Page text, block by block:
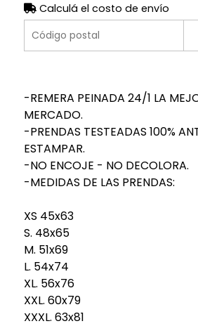
Calculá el costo de envío
-REMERA PEINADA 24/1 LA
MERCADO.
-PRENDAS TESTEADAS 100%
ESTAMPAR.
-NO ENCOJE - NO DECOLORA.
-MEDIDAS DE LAS PRENDAS:
XS 45x63
S. 48x65
M. 51x69
L. 54x74
XL. 56x76
XXL. 60x79
XXXL. 63x81